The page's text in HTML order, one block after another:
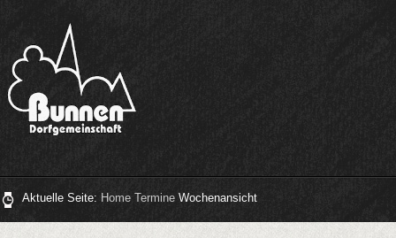
Aktuelle Seite: Home Termine Wochenansicht